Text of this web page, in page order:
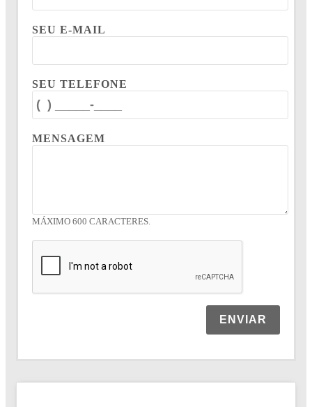
SEU E-MAIL
SEU TELEFONE
MENSAGEM
MÁXIMO 600 CARACTERES.
ENVIAR